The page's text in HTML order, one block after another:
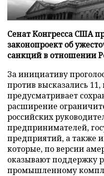
Сенат Конгресса США
законопроект об
санкций в отношении
За инициативу
против высказались 11,
предусматривает
расширение
российских
предпринимателей,
предприятий, а также
которые, по версии
оказывают поддержку
промышленному